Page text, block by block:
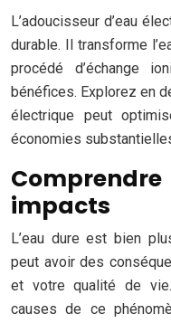
L’adoucisseur d’eau
durable. Il transforme
procédé d’échange
bénéfices. Explorez en
électrique peut
économies
impacts
L’eau dure est bien
peut avoir des
et votre qualité de
causes de ce